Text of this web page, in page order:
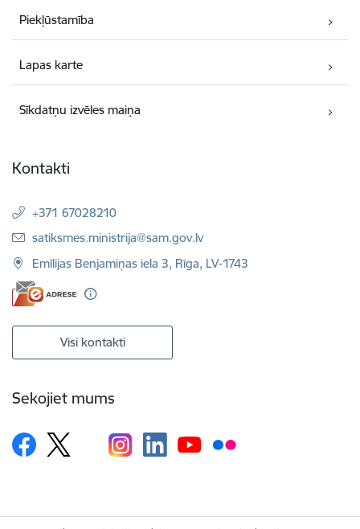
Piekļūstamība
Lapas karte
Sīkdatņu izvēles maiņa
Kontakti
+371 67028210
E-pasts:
satiksmes.ministrija@sam.gov.lv
Emīlijas Benjamiņas iela 3, Rīga, LV-1743
Visi kontakti
Sekojiet mums